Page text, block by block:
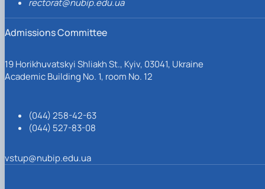
rectorat@nubip.edu.ua
Admissions Committee
19 Horikhuvatskyi Shliakh St., Kyiv, 03041, Ukraine
Academic Building No. 1, room No. 12
(044) 258-42-63
(044) 527-83-08
vstup@nubip.edu.ua